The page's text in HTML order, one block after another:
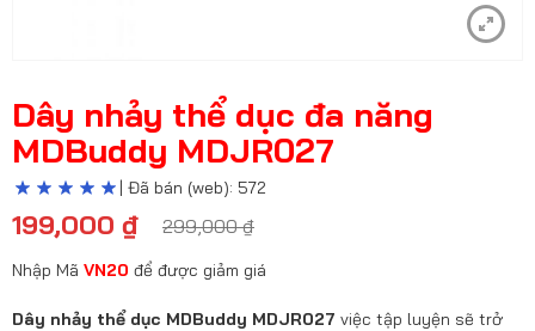
Dây nhảy thể dục đa năng
MDBuddy MDJR027
| Đã bán (web): 572
299,000₫
199,000 ₫
Nhập Mã VN20 để được giảm giá
Dây nhảy thể dục MDBuddy MDJR027 việc tập luyện sẽ trở